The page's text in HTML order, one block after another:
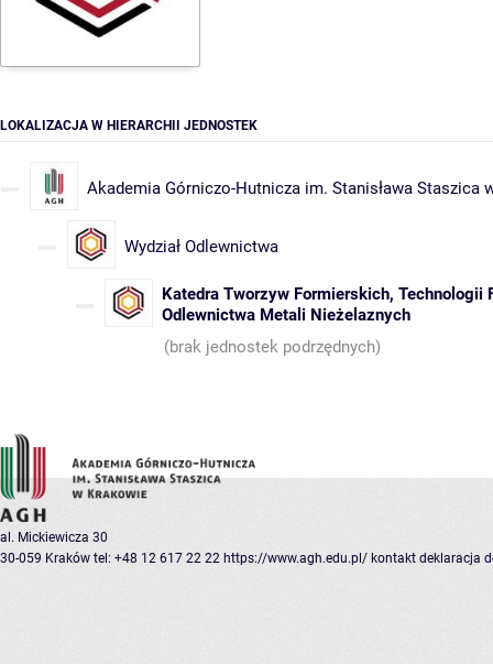
LOKALIZACJA W HIERARCHII JEDNOSTEK
Akademia Górniczo-Hutnicza im. Stanisława Staszica
Wydział Odlewnictwa
Katedra Tworzyw Formierskich, Technologii
Odlewnictwa Metali Nieżelaznych
(brak jednostek podrzędnych)
al. Mickiewicza 30
30-059 Kraków tel: +48 12 617 22 22 https://www.agh.edu.pl/ kontakt deklaracja